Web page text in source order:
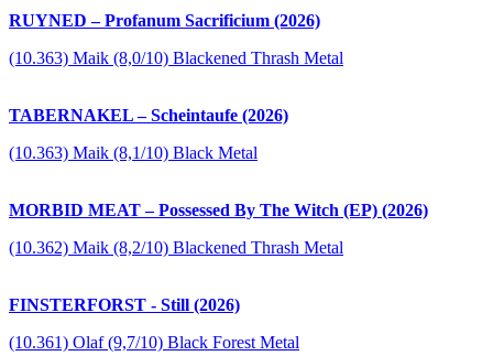
RUYNED – Profanum Sacrificium (2026)
(10.363) Maik (8,0/10) Blackened Thrash Metal
TABERNAKEL – Scheintaufe (2026)
(10.363) Maik (8,1/10) Black Metal
MORBID MEAT – Possessed By The Witch (EP) (2026)
(10.362) Maik (8,2/10) Blackened Thrash Metal
FINSTERFORST - Still (2026)
(10.361) Olaf (9,7/10) Black Forest Metal